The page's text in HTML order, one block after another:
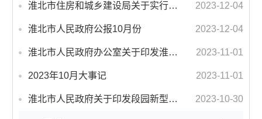
淮北市住房和城乡建设局关于实行房屋市政工程安全监督差异化管理的通知（试行） 2023-12-04
淮北市人民政府公报10月份 2023-12-04
淮北市人民政府办公室关于印发淮北市开发区高质量发展工业攻坚行动计划的通知 2023-11-01
2023年10月大事记 2023-11-01
淮北市人民政府关于印发段园新型功能区高质量发展三年行动方案（2024—2026年）的通知 2023-10-30